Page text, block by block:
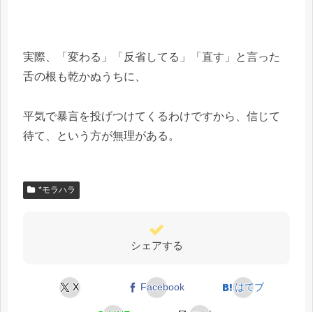
実際、「変わる」「反省してる」「直す」と言った
舌の根も乾かぬうちに、
平気で暴言を投げつけてくるわけですから、信じて
待て、という方が無理がある。
*モラハラ
シェアする
X Facebook はてブ